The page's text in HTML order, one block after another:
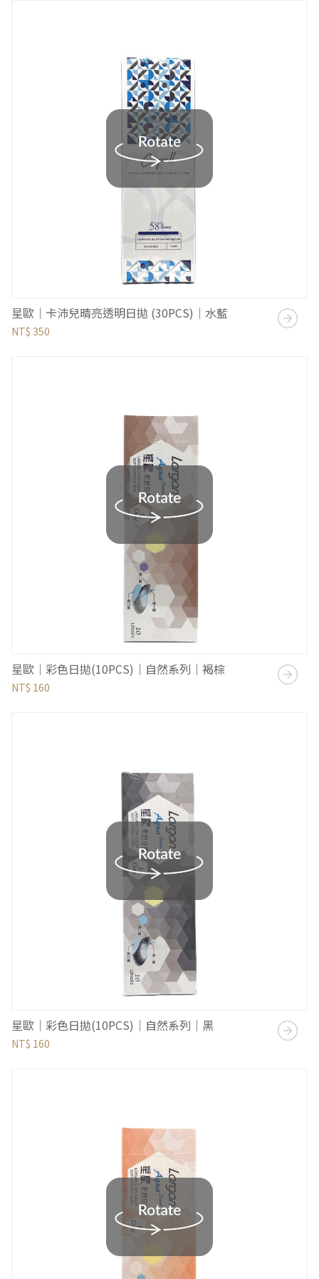
星歐｜卡沛兒晴亮透明日拋 (30PCS)｜水藍
NT$ 350
星歐｜彩色日拋(10PCS)｜自然系列｜褐棕
NT$ 160
星歐｜彩色日拋(10PCS)｜自然系列｜黑
NT$ 160